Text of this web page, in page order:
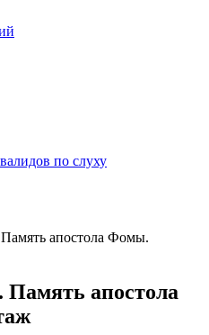
по слуху
апостола Фомы.
апостола